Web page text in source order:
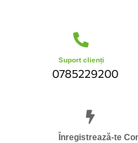
Suport clienți
0785229200
Înregistrează-te